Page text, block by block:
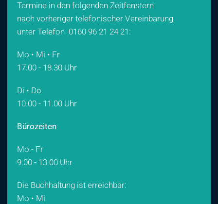
Termine in den folgenden Zeitfenstern
nach vorheriger telefonischer Vereinbarung
unter Telefon 0160 96 21 24 21 :
Mo • Mi • Fr
17.00 - 18.30 Uhr
Di • Do
10.00 - 11.00 Uhr
Bürozeiten
Mo - Fr
9.00 - 13.00 Uhr
Die Buchhaltung ist erreichbar:
Mo • Mi